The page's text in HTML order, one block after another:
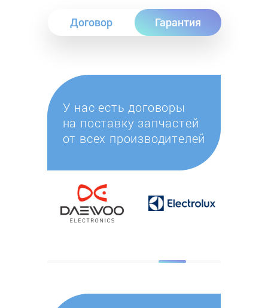
Договор Гарантия
У нас есть договоры
на поставку запчастей
от всех производителей